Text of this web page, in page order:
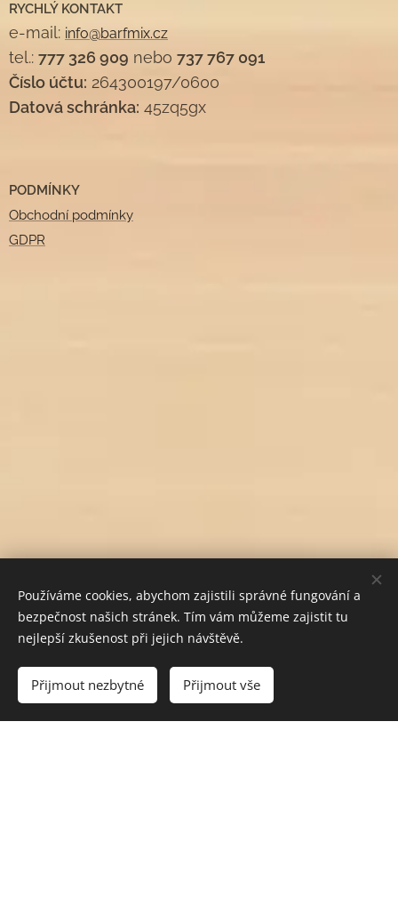
Do košíku
RYCHLÝ KONTAKT
e-mail: info@barfmix.cz
tel.: 777 326 909 nebo 737 767 091
Číslo účtu: 264300197/0600
Datová schránka: 45zq5gx
PODMÍNKY
Obchodní podmínky
GDPR
Používáme cookies, abychom zajistili správné fungování a
bezpečnost našich stránek. Tím vám můžeme zajistit tu
nejlepší zkušenost při jejich návštěvě.
Přijmout nezbytné Přijmout vše